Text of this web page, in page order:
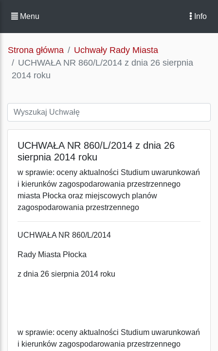
Menu Info
Strona główna
Uchwały Rady Miasta
UCHWAŁA NR 860/L/2014 z dnia 26 sierpnia
2014 roku
UCHWAŁA NR 860/L/2014 z dnia 26
sierpnia 2014 roku
w sprawie: oceny aktualności Studium uwarunkowań
i kierunków zagospodarowania przestrzennego
miasta Płocka oraz miejscowych planów
zagospodarowania przestrzennego
UCHWAŁA NR 860/L/2014
Rady Miasta Płocka
z dnia 26 sierpnia 2014 roku
w sprawie: oceny aktualności Studium uwarunkowań
i kierunków zagospodarowania przestrzennego